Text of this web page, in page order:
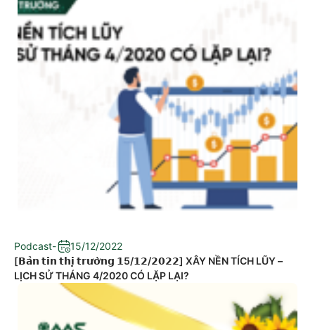
Podcast-
15/12/2022
[𝗕𝗮̉𝗻 𝘁𝗶𝗻 𝘁𝗵𝗶̣ 𝘁𝗿𝘂̛𝗼̛̀𝗻𝗴 𝟭5/𝟭𝟮/𝟮𝟬𝟮𝟮] XÂY NỀN TÍCH LŨY –
LỊCH SỬ THÁNG 4/2020 CÓ LẶP LẠI?